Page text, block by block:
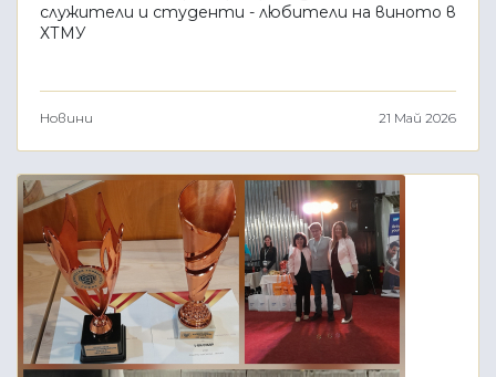
служители и студенти - любители на виното в
ХТМУ
Новини 21 Май 2026